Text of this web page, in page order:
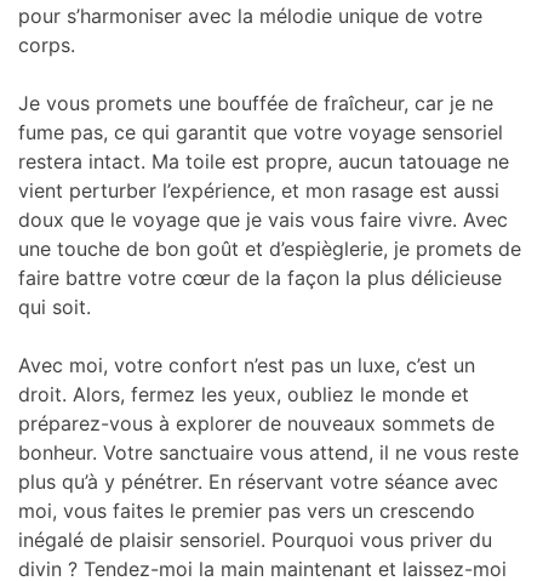
pour s’harmoniser avec la mélodie unique de votre
corps.
Je vous promets une bouffée de fraîcheur, car je ne
fume pas, ce qui garantit que votre voyage sensoriel
restera intact. Ma toile est propre, aucun tatouage ne
vient perturber l’expérience, et mon rasage est aussi
doux que le voyage que je vais vous faire vivre. Avec
une touche de bon goût et d’espièglerie, je promets de
faire battre votre cœur de la façon la plus délicieuse
qui soit.
Avec moi, votre confort n’est pas un luxe, c’est un
droit. Alors, fermez les yeux, oubliez le monde et
préparez-vous à explorer de nouveaux sommets de
bonheur. Votre sanctuaire vous attend, il ne vous reste
plus qu’à y pénétrer. En réservant votre séance avec
moi, vous faites le premier pas vers un crescendo
inégalé de plaisir sensoriel. Pourquoi vous priver du
divin ? Tendez-moi la main maintenant et laissez-moi